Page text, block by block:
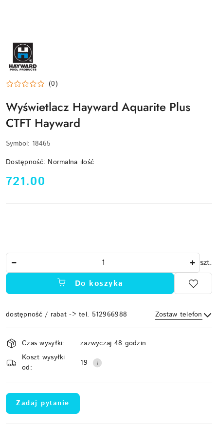
HAYWARD-
LOGO
(0)
Wyświetlacz Hayward Aquarite Plus
CTFT Hayward
Symbol: 18465
Dostępność: Normalna ilość
cena:
721.00
szt.
Do koszyka
dostępność / rabat -> tel. 512966988 Zostaw telefon
Wyślij
Dostępność
i
dostawa
Czas wysyłki:
zazwyczaj 48 godzin
Koszt wysyłki
od:
19
Zadaj pytanie